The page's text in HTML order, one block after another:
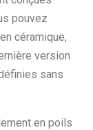
pouvez
céramique,
version
sans
en poils